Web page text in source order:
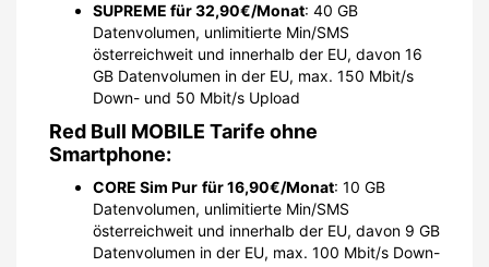
SUPREME für 32,90€/Monat: 40 GB
Datenvolumen, unlimitierte Min/SMS
österreichweit und innerhalb der EU, davon 16
GB Datenvolumen in der EU, max. 150 Mbit/s
Down- und 50 Mbit/s Upload
Red Bull MOBILE Tarife ohne
Smartphone:
CORE Sim Pur für 16,90€/Monat: 10 GB
Datenvolumen, unlimitierte Min/SMS
österreichweit und innerhalb der EU, davon 9 GB
Datenvolumen in der EU, max. 100 Mbit/s Down-